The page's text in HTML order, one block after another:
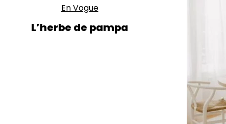
En Vogue
L’herbe de pampa